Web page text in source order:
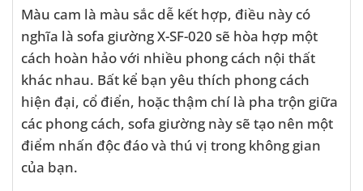
Màu cam là màu sắc dễ kết hợp, điều này có
nghĩa là sofa giường X-SF-020 sẽ hòa hợp một
cách hoàn hảo với nhiều phong cách nội thất
khác nhau. Bất kể bạn yêu thích phong cách
hiện đại, cổ điển, hoặc thậm chí là pha trộn giữa
các phong cách, sofa giường này sẽ tạo nên một
điểm nhấn độc đáo và thú vị trong không gian
của bạn.